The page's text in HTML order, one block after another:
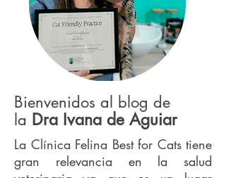
Bienvenidos al blog de
la Dra Ivana de Aguiar
La Clínica Felina Best for Cats tiene
gran relevancia en la salud